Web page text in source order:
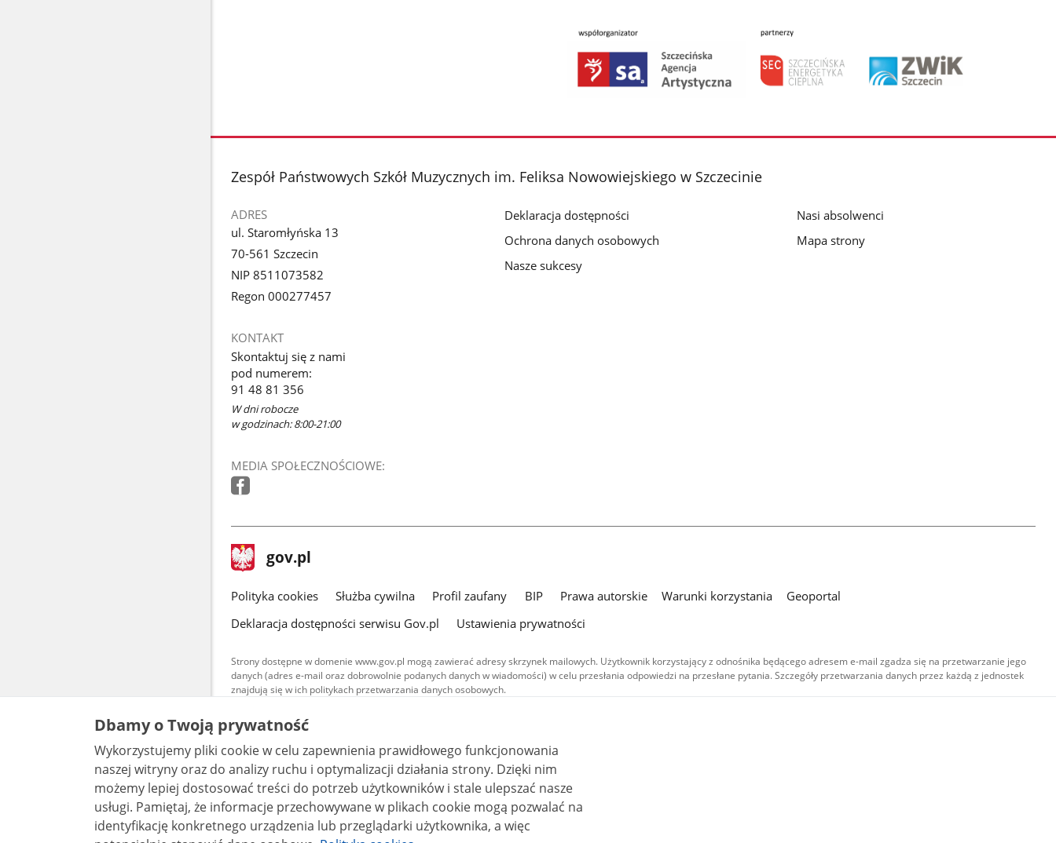
stopka
Zespół Państwowych Szkół Muzycznych im. Feliksa Nowowiejskiego w Szczecinie
ADRES
ul. Staromłyńska 13
70-561 Szczecin
NIP 8511073582
Regon 000277457
KONTAKT
Skontaktuj się z nami
pod numerem:
91 48 81 356
W dni robocze
w godzinach: 8:00-21:00
MEDIA SPOŁECZNOŚCIOWE:
Deklaracja dostępności
Ochrona danych osobowych
Nasze sukcesy
Nasi absolwenci
Mapa strony
stopka
gov.pl Strona
gov.pl
gov.pl
Polityka cookies Służba cywilna Profil zaufany BIP Prawa autorskie Warunki korzystania
Geoportal
Deklaracja dostępności serwisu Gov.pl
Ustawienia prywatności
Strony dostępne w domenie www.gov.pl mogą zawierać adresy skrzynek mailowych. Użytkownik korzystający z odnośnika będącego adresem e-mail zgadza się na przetwarzanie jego
danych (adres e-mail oraz dobrowolnie podanych danych w wiadomości) w celu przesłania odpowiedzi na przesłane pytania. Szczegóły przetwarzania danych przez każdą z jednostek
znajdują się w ich politykach przetwarzania danych osobowych.
Treści tekstowe publikowane w serwisie (z wyłączeniem treści audiowizualnych), są
udostępniane na licencji typu Creative Commons: uznanie autorstwa - na tych samych
warunkach 4.0 (CC BY-SA 4.0). Materiały audiowizualne, w tym zdjęcia, materiały audio i wideo,
są udostępniane na licencji typu Creative Commons: uznanie autorstwa użycie niekomercyjne -
bez utworów zależnych 4.0 (CC BY-NC-ND 4.0), o ile nie jest to stwierdzone inaczej.
Dbamy o Twoją prywatność
Wykorzystujemy pliki cookie w celu zapewnienia prawidłowego funkcjonowania
naszej witryny oraz do analizy ruchu i optymalizacji działania strony. Dzięki nim
możemy lepiej dostosować treści do potrzeb użytkowników i stale ulepszać nasze
usługi. Pamiętaj, że informacje przechowywane w plikach cookie mogą pozwalać na
identyfikację konkretnego urządzenia lub przeglądarki użytkownika, a więc